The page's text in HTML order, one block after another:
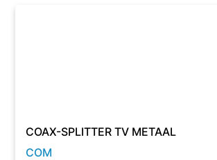
COAX-SPLITTER TV METAAL
COM